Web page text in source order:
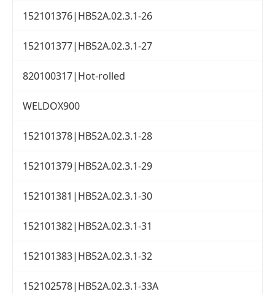
152101376|HB52A.02.3.1-26
152101377|HB52A.02.3.1-27
820100317|Hot-rolled
WELDOX900
152101378|HB52A.02.3.1-28
152101379|HB52A.02.3.1-29
152101381|HB52A.02.3.1-30
152101382|HB52A.02.3.1-31
152101383|HB52A.02.3.1-32
152102578|HB52A.02.3.1-33A